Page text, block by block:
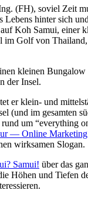
(FH), soviel Zeit
Lebens hinter sich
Koh Samui, einer
im Golf von
kleinen Bungalow
der Insel.
er klein- und
(und im gesamten
um “everything
— Online Marketing
wirksamen Slogan.
Samui! über das
Höhen und Tiefen